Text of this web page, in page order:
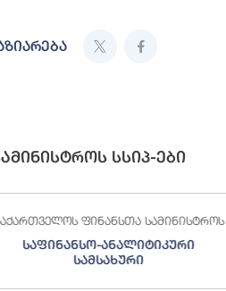
სსიპ-ები
ფინანსთა სამინისტროს
საფინანსო-ანალიტიკური
სამსახური